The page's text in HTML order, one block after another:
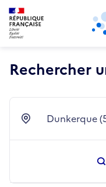
Aller au menu principal
Rechercher
Ville Dunkerque
Retour au début de la
Panneau de gestion des